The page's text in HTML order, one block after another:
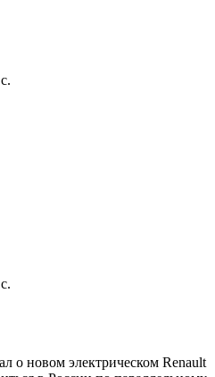
о новом электрическом Renault